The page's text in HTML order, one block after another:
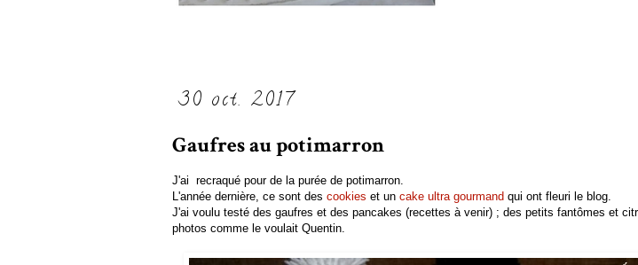
30 oct. 2017
Gaufres au potimarron
J'ai recraqué pour de la purée de potimarron.
L'année dernière, ce sont des cookies et un cake ultra gourmand qui ont fleuri le blog.
J'ai voulu testé des gaufres et des pancakes (recettes à venir) ; des petits fantômes et
photos comme le voulait Quentin.